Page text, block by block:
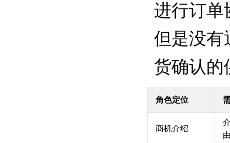
进行订单
但是没有
货确认的
角色定位
商机介绍